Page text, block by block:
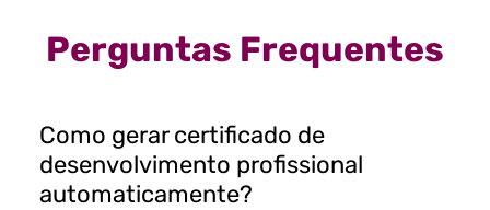
Perguntas Frequentes
Como gerar certificado de
desenvolvimento profissional
automaticamente?